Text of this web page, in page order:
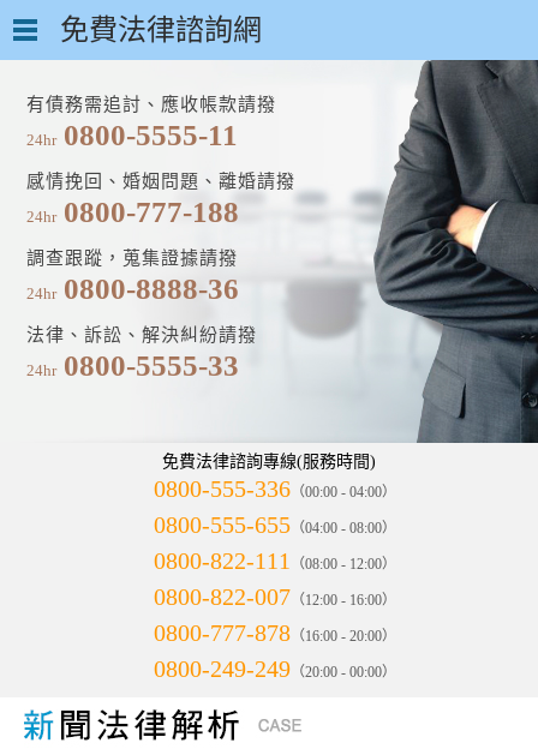
免費法律諮詢網
有債務需追討、應收帳款請撥
24hr 0800-5555-11
感情挽回、婚姻問題、離婚請撥
24hr 0800-777-188
調查跟蹤，蒐集證據請撥
24hr 0800-8888-36
法律、訴訟、解決糾紛請撥
24hr 0800-5555-33
免費法律諮詢專線(服務時間)
0800-555-336 （00:00 - 04:00）
0800-555-655 （04:00 - 08:00）
0800-822-111 （08:00 - 12:00）
0800-822-007 （12:00 - 16:00）
0800-777-878 （16:00 - 20:00）
0800-249-249 （20:00 - 00:00）